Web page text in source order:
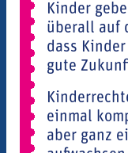
Kinder
überall auf
dass
gute
einmal
aber ganz